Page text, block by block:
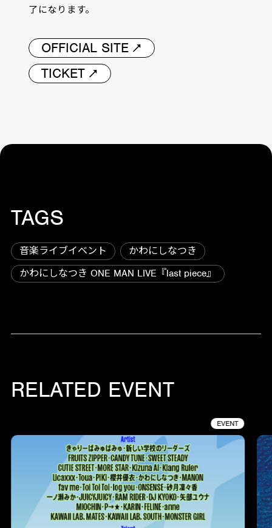
了になります。
OFFICIAL SITE
TICKET
TAGS
音楽ライブイベント
かわにしなつき
かわにしなつき ONE MAN LIVE『last piece』
RELATED EVENT
EVENT